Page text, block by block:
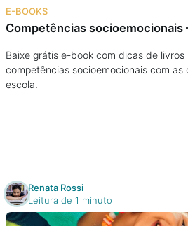
Na família
Colunas
Cursos On line
E-BOOKS
Competências socioemocionais
Baixe grátis e-book com dicas de
competências socioemocionais com as
escola.
Renata Rossi
Leitura de 1 minuto